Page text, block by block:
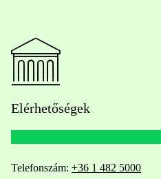
Elérhetőségek
Telefonszám: +36 1 482 5000